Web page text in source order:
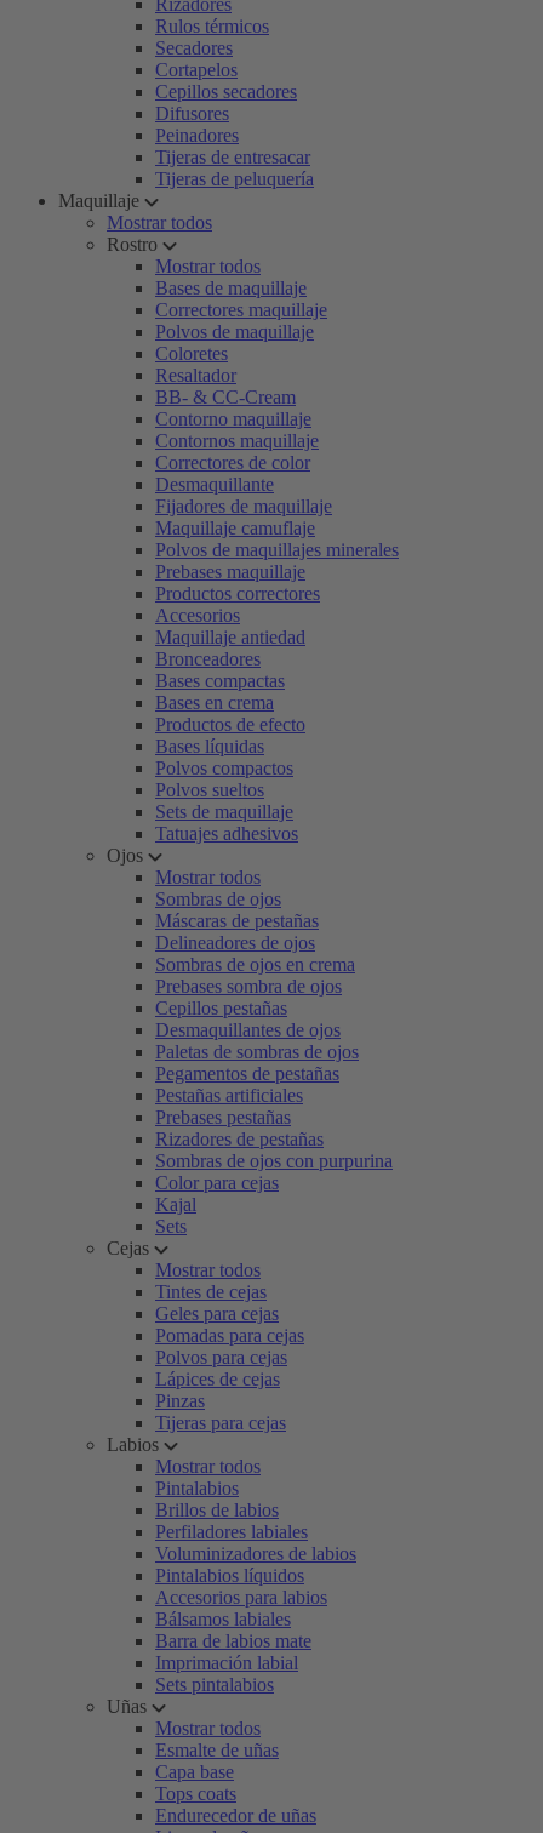
Rizadores
Rulos térmicos
Secadores
Cortapelos
Cepillos secadores
Difusores
Peinadores
Tijeras de entresacar
Tijeras de peluquería
Maquillaje
Mostrar todos
Rostro
Mostrar todos
Bases de maquillaje
Correctores maquillaje
Polvos de maquillaje
Coloretes
Resaltador
BB- & CC-Cream
Contorno maquillaje
Contornos maquillaje
Correctores de color
Desmaquillante
Fijadores de maquillaje
Maquillaje camuflaje
Polvos de maquillajes minerales
Prebases maquillaje
Productos correctores
Accesorios
Maquillaje antiedad
Bronceadores
Bases compactas
Bases en crema
Productos de efecto
Bases líquidas
Polvos compactos
Polvos sueltos
Sets de maquillaje
Tatuajes adhesivos
Ojos
Mostrar todos
Sombras de ojos
Máscaras de pestañas
Delineadores de ojos
Sombras de ojos en crema
Prebases sombra de ojos
Cepillos pestañas
Desmaquillantes de ojos
Paletas de sombras de ojos
Pegamentos de pestañas
Pestañas artificiales
Prebases pestañas
Rizadores de pestañas
Sombras de ojos con purpurina
Color para cejas
Kajal
Sets
Cejas
Mostrar todos
Tintes de cejas
Geles para cejas
Pomadas para cejas
Polvos para cejas
Lápices de cejas
Pinzas
Tijeras para cejas
Labios
Mostrar todos
Pintalabios
Brillos de labios
Perfiladores labiales
Voluminizadores de labios
Pintalabios líquidos
Accesorios para labios
Bálsamos labiales
Barra de labios mate
Imprimación labial
Sets pintalabios
Uñas
Mostrar todos
Esmalte de uñas
Capa base
Tops coats
Endurecedor de uñas